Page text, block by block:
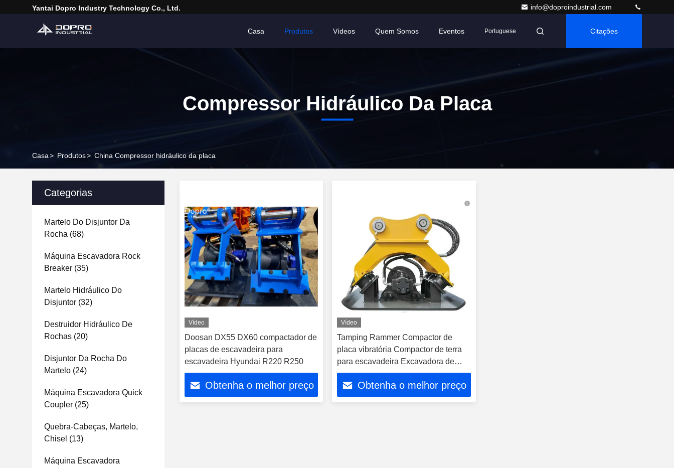
Yantai Dopro Industry Technology Co., Ltd. info@doproindustrial.com
Casa Produtos Vídeos Quem Somos Eventos Portuguese Citações
Compressor Hidráulico Da Placa
Casa> Produtos> China Compressor hidráulico da placa
Categorias
Martelo Do Disjuntor Da
Rocha (68)
Máquina Escavadora Rock
Breaker (35)
Martelo Hidráulico Do
Disjuntor (32)
Destruidor Hidráulico De
Rochas (20)
Disjuntor Da Rocha Do
Martelo (24)
Máquina Escavadora Quick
Coupler (25)
Quebra-Cabeças, Martelo,
Chisel (13)
Máquina Escavadora
Vídeo
Doosan DX55 DX60 compactador de
placas de escavadeira para
escavadeira Hyundai R220 R250
Obtenha o melhor preço
Vídeo
Tamping Rammer Compactor de
placa vibratória Compactor de terra
para escavadeira Excavadora de
retroescavadeira Compactor
hidráulico Compactor de placa de
estrada de concreto Compactor de
Obtenha o melhor preço